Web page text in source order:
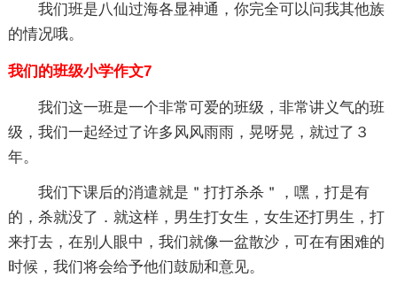
我们班是八仙过海各显神通，你完全可以问我其他族
的情况哦。
我们的班级小学作文7
我们这一班是一个非常可爱的班级，非常讲义气的班
级，我们一起经过了许多风风雨雨，晃呀晃，就过了３
年。
我们下课后的消遣就是＂打打杀杀＂，嘿，打是有
的，杀就没了．就这样，男生打女生，女生还打男生，打
来打去，在别人眼中，我们就像一盆散沙，可在有困难的
时候，我们将会给予他们鼓励和意见。